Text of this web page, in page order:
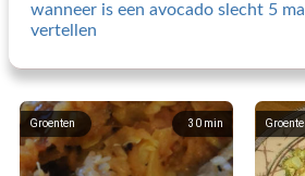
wanneer is een avocado slecht 5
vertellen
30 min
Groenten